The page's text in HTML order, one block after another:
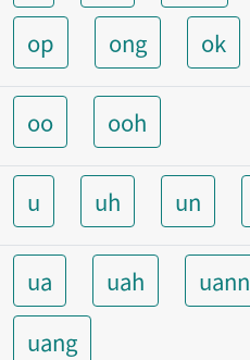
op
ong ok
oo ooh
u uh un
ua uah uann
uang